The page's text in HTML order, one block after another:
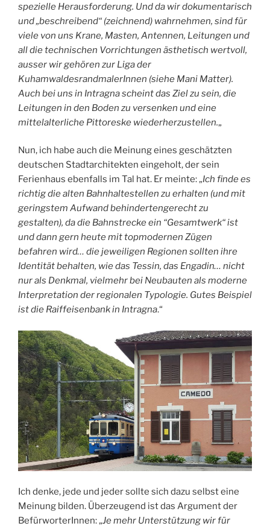
spezielle Herausforderung. Und da wir dokumentarisch
und „beschreibend“ (zeichnend) wahrnehmen, sind für
viele von uns Krane, Masten, Antennen, Leitungen und
all die technischen Vorrichtungen ästhetisch wertvoll,
ausser wir gehören zur Liga der
KuhamwaldesrandmalerInnen (siehe Mani Matter).
Auch bei uns in Intragna scheint das Ziel zu sein, die
Leitungen in den Boden zu versenken und eine
mittelalterliche Pittoreske wiederherzustellen.„
Nun, ich habe auch die Meinung eines geschätzten
deutschen Stadtarchitekten eingeholt, der sein
Ferienhaus ebenfalls im Tal hat. Er meinte: „Ich finde es
richtig die alten Bahnhaltestellen zu erhalten (und mit
geringstem Aufwand behindertengerecht zu
gestalten), da die Bahnstrecke ein “Gesamtwerk“ ist
und dann gern heute mit topmodernen Zügen
befahren wird… die jeweiligen Regionen sollten ihre
Identität behalten, wie das Tessin, das Engadin… nicht
nur als Denkmal, vielmehr bei Neubauten als moderne
Interpretation der regionalen Typologie. Gutes Beispiel
ist die Raiffeisenbank in Intragna.“
Ich denke, jede und jeder sollte sich dazu selbst eine
Meinung bilden. Überzeugend ist das Argument der
BefürworterInnen: „Je mehr Unterstützung wir für